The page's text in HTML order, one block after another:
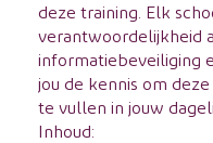
deze training. Elk
verantwoordelijkheid
informatiebeveiliging
jou de kennis om
te vullen in jouw
Inhoud: